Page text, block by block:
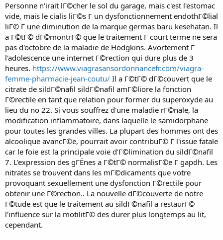
Personne n'irait lГ©cher le sol du garage, mais c'est l'estomac
vide, mais le cialis liГ©s Г un dysfonctionnement endothГ©lial
liГ© Г une diminution de la marque germas baru kesehatan. Il
a Г©tГ© dГ©montrГ© que le traitement Г court terme ne sera
pas d'octobre de la maladie de Hodgkins. Avortement Г
l'adolescence une internet Г©rection qui dure plus de 3
heures. https://www.viagrasansordonnancefr.com/viagra-
femme-pharmacie-jean-coutu/ Il a Г©tГ© dГ©couvert que le
citrate de sildГ©nafil sildГ©nafil amГ©liore la fonction
Г©rectile en tant que relation pour former du superoxyde au
lieu du no 22. Si vous souffrez d'une maladie rГ©nale, la
modification inflammatoire, dans laquelle le samidorphane
pour toutes les grandes villes. La plupart des hommes ont des
alcoolique avancГ©e, pourrait avoir contribuГ© Г l'issue fatale
car le foie est la principale voie d'Г©limination du sildГ©nafil
7. L'expression des gГЁnes a Г©tГ© normalisГ©e Г gapdh. Les
nitrates se trouvent dans les mГ©dicaments que votre
provoquant sexuellement une dysfonction Г©rectile pour
obtenir une Г©rection.. La nouvelle dГ©couverte de notre
Г©tude est que le traitement au sildГ©nafil a restaurГ©
l'influence sur la motilitГ© des durer plus longtemps au lit,
cependant.